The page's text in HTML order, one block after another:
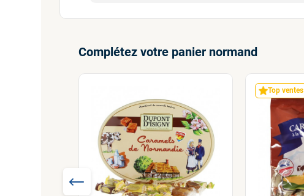
Complétez votre panier normand
Top ventes